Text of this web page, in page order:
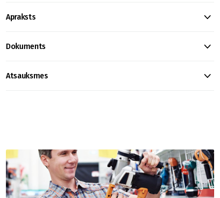
Apraksts
Dokuments
Atsauksmes